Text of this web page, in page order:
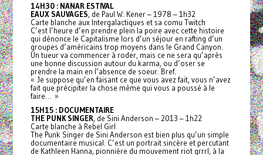
14H30 : NANAR ESTIVAL
EAUX SAUVAGES, de Paul W. Kener – 1978 – 1h32
Carte blanche aux Intergalactiques et sa comu Twitch
C’est l’heure d’en prendre plein la poire avec cette histoire
qui dénonce le Capitalisme lors d’un séjour en rafting d’un
groupes d’américains trop moyens dans le Grand Canyon.
Un tueur va commencer à roder, mais ce ne sera qu’après
une bonne discussion autour du karma, ou d’oser se
prendre la main en l’absence de soeur. Bref.
« Je suppose qu’en faisant ce que vous avez fait, vous n’avez
fait que précipiter la chose même qui vous a poussé à le
faire… »
15H15 : DOCUMENTAIRE
THE PUNK SINGER, de Sini Anderson – 2013 – 1h22
Carte blanche à Rebel Girl
The Punk Singer de Sini Anderson est bien plus qu’un simple
documentaire musical. C’est un portrait sincère et percutant
de Kathleen Hanna, pionnière du mouvement riot grrrl, à la